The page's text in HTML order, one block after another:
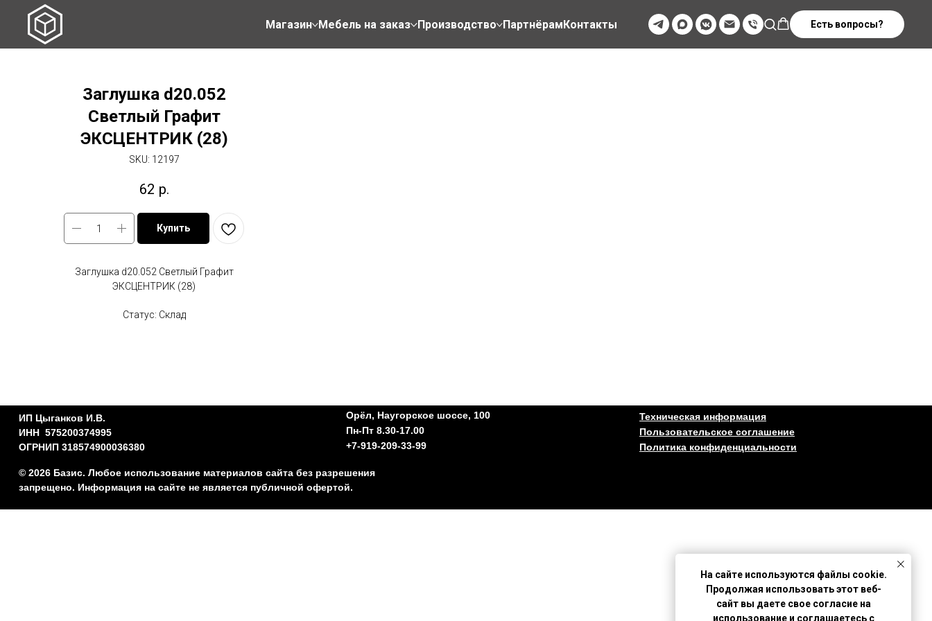
Магазин Мебель на заказ Производство ПартнёрамКонтакты Есть вопросы?
Заглушка d20.052
Светлый Графит
ЭКСЦЕНТРИК (28)
SKU: 12197
62 р.
Купить
Заглушка d20.052 Светлый Графит
ЭКСЦЕНТРИК (28)
Статус: Склад
На сайте используются файлы cookie.
Продолжая использовать этот веб-
сайт вы даете свое согласие на
использование и соглашаетесь с
Политика конфиденциальности
Пользовательское соглашение
ИП Цыганков И.В.
ИНН 575200374995
ОГРНИП 318574900036380
© 2026 Базис. Любое использование материалов сайта без разрешения
запрещено. Информация на сайте не является публичной офертой.
Орёл, Наугорское шоссе, 100
Пн-Пт 8.30-17.00
+7-919-209-33-99
Техническая информация